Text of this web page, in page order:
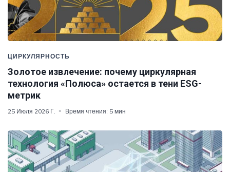
ЦИРКУЛЯРНОСТЬ
Золотое извлечение: почему циркулярная
технология «Полюса» остается в тени ESG-
метрик
25 Июля 2026 Г. Время чтения: 5 мин